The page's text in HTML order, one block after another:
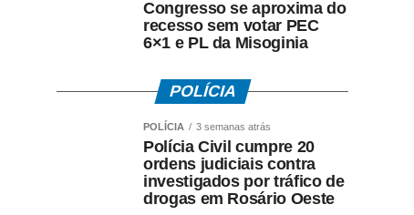
Congresso se aproxima do
recesso sem votar PEC
6×1 e PL da Misoginia
POLÍCIA
POLÍCIA 3 semanas atrás
Polícia Civil cumpre 20
ordens judiciais contra
investigados por tráfico de
drogas em Rosário Oeste